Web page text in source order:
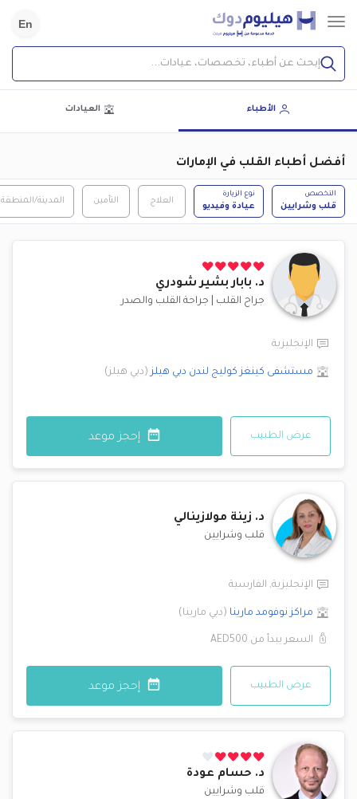
En
إبحث عن أطباء، تخصصات، عيادات...
الأطباء العيادات
أفضل أطباء القلب في الإمارات
التخصص
قلب وشرايين
نوع الزيارة
عيادة وفيديو
العلاج التأمين المدينة/المنطقة
د. بابار بشير شودري
جراح القلب جراحة القلب والصدر
الإنجليزية
مستشفى كينغز كوليج لندن دبي هيلز (دبي هيلز)
عرض الطبيب إحجز موعد
د. زينة مولازينالي
قلب وشرايين
الإنجليزية, الفارسية
مراكز نوفومد مارينا (دبي مارينا)
السعر يبدأ من AED500
عرض الطبيب إحجز موعد
د. حسام عودة
قلب وشرايين